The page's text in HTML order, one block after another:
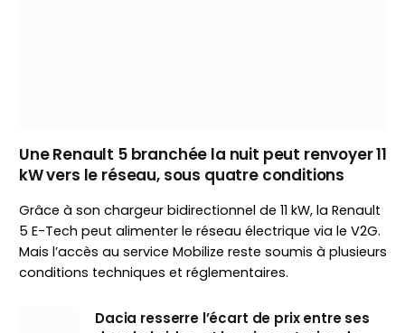
Une Renault 5 branchée la nuit peut renvoyer 11
kW vers le réseau, sous quatre conditions
Grâce à son chargeur bidirectionnel de 11 kW, la Renault
5 E-Tech peut alimenter le réseau électrique via le V2G.
Mais l’accès au service Mobilize reste soumis à plusieurs
conditions techniques et réglementaires.
Dacia resserre l’écart de prix entre ses